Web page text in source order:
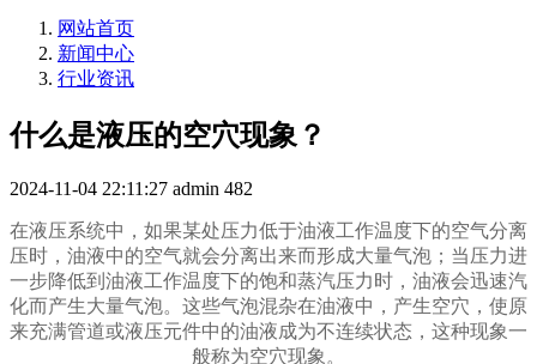
网站首页
新闻中心
行业资讯
什么是液压的空穴现象？
2024-11-04 22:11:27 admin 482
在液压系统中，如果某处压力低于油液工作温度下的空气分离
压时，油液中的空气就会分离出来而形成大量气泡；当压力进
一步降低到油液工作温度下的饱和蒸汽压力时，油液会迅速汽
化而产生大量气泡。这些气泡混杂在油液中，产生空穴，使原
来充满管道或液压元件中的油液成为不连续状态，这种现象一
般称为空穴现象。